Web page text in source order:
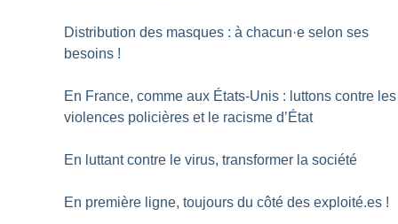
Distribution des masques : à chacun·e selon ses
besoins !
En France, comme aux États-Unis : luttons contre les
violences policières et le racisme d’État
En luttant contre le virus, transformer la société
En première ligne, toujours du côté des exploité.es !